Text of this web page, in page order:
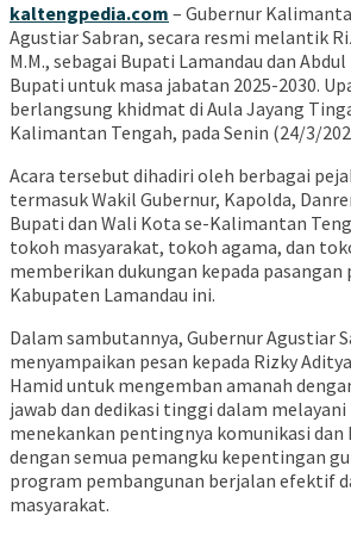
kaltengpedia.com – Gubernur
Agustiar Sabran, secara resmi melantik
M.M., sebagai Bupati Lamandau dan
Bupati untuk masa jabatan 2025-2030.
berlangsung khidmat di Aula Jayang
Kalimantan Tengah, pada Senin (24/3/
Acara tersebut dihadiri oleh berbagai
termasuk Wakil Gubernur, Kapolda,
Bupati dan Wali Kota se-Kalimantan
tokoh masyarakat, tokoh agama, dan
memberikan dukungan kepada
Kabupaten Lamandau ini.
Dalam sambutannya, Gubernur Agustiar
menyampaikan pesan kepada Rizky
Hamid untuk mengemban amanah
jawab dan dedikasi tinggi dalam
menekankan pentingnya komunikasi dan
dengan semua pemangku kepentingan
program pembangunan berjalan efektif
masyarakat.